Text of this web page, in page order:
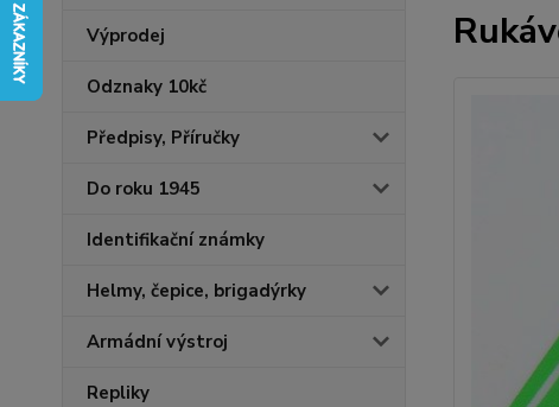
Výprodej
Odznaky 10kč
Předpisy, Příručky
Do roku 1945
Identifikační známky
Helmy, čepice, brigadýrky
Armádní výstroj
Repliky